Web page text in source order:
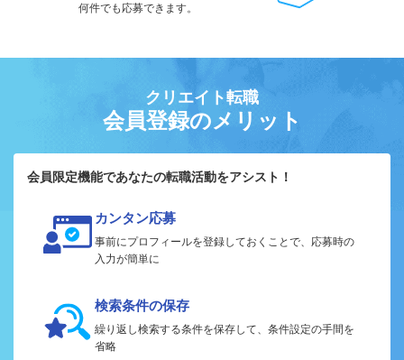
何件でも応募できます。
クリエイト転職
会員登録のメリット
会員限定機能であなたの転職活動をアシスト！
カンタン応募
事前にプロフィールを登録しておくことで、応募時の
入力が簡単に
検索条件の保存
繰り返し検索する条件を保存して、条件設定の手間を
省略